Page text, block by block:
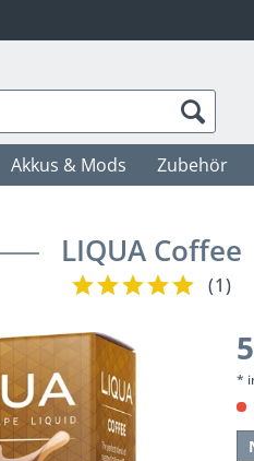
Akkus & Mods Zubehör
LIQUA Coffee
(1)
*